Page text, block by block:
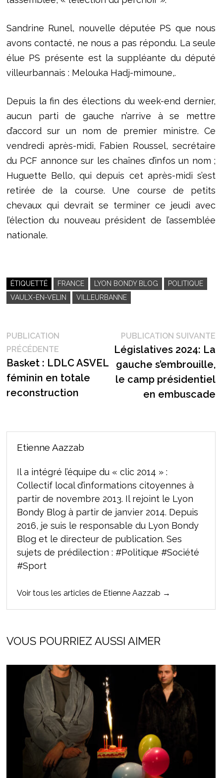
Sandrine Runel, nouvelle députée PS que nous
avons contacté, ne nous a pas répondu. La seule
élue PS présente est la suppléante du député
villeurbannais : Melouka Hadj-mimoune,.
Depuis la fin des élections du week-end dernier,
aucun parti de gauche n’arrive à se mettre
d’accord sur un nom de premier ministre. Ce
vendredi après-midi, Fabien Roussel, secrétaire
du PCF annonce sur les chaînes d’infos un nom ;
Huguette Bello, qui depuis cet après-midi s’est
retirée de la course. Une course de petits
chevaux qui devrait se terminer ce jeudi avec
l’élection du nouveau président de l’assemblée
nationale.
ÉTIQUETTÉ FRANCE LYON BONDY BLOG
POLITIQUE
VAULX-EN-VELIN
VILLEURBANNE
Navigation
de
l’article
PUBLICATION
PRÉCÉDENTEPublication
précédente :
Basket : LDLC ASVEL
féminin en totale
reconstruction
PUBLICATION SUIVANTE
Législatives 2024: La
gauche s’embrouille,
le camp présidentiel
en embuscade
Etienne Aazzab
Il a intégré l’équipe du « clic 2014 » :
Collectif local d’informations citoyennes à
partir de novembre 2013. Il rejoint le Lyon
Bondy Blog à partir de janvier 2014. Depuis
2016, je suis le responsable du Lyon Bondy
Blog et le directeur de publication. Ses
sujets de prédilection : #Politique #Société
#Sport
Voir tous les articles de Etienne Aazzab →
VOUS POURRIEZ AUSSI AIMER